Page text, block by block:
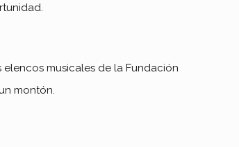
musicales de la Fundación
montón.